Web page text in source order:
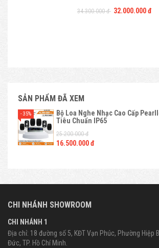
34.300.000 đ 32.000.000 đ
SẢN PHẨM ĐÃ XEM
Bộ Loa Nghe Nhạc Cao Cấp
Tiêu Chuẩn IP65
25.200.000 đ
16.500.000 đ
- 35%
CHI NHÁNH SHOWROOM
CHI NHÁNH 1
Địa chỉ: 18 đường số 5, KĐT Vạn Phúc, Phường Hiệp
Đức, TP. Hồ Chí Minh.